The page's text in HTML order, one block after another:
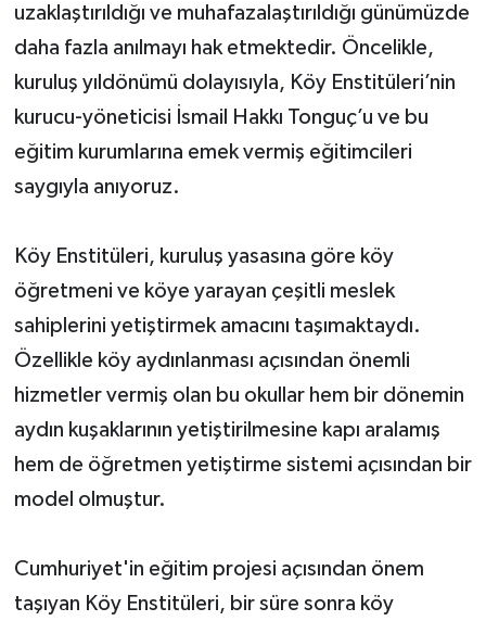
uzaklaştırıldığı ve muhafazalaştırıldığı günümüzde
daha fazla anılmayı hak etmektedir. Öncelikle,
kuruluş yıldönümü dolayısıyla, Köy Enstitüleri’nin
kurucu-yöneticisi İsmail Hakkı Tonguç’u ve bu
eğitim kurumlarına emek vermiş eğitimcileri
saygıyla anıyoruz.
Köy Enstitüleri, kuruluş yasasına göre köy
öğretmeni ve köye yarayan çeşitli meslek
sahiplerini yetiştirmek amacını taşımaktaydı.
Özellikle köy aydınlanması açısından önemli
hizmetler vermiş olan bu okullar hem bir dönemin
aydın kuşaklarının yetiştirilmesine kapı aralamış
hem de öğretmen yetiştirme sistemi açısından bir
model olmuştur.
Cumhuriyet'in eğitim projesi açısından önem
taşıyan Köy Enstitüleri, bir süre sonra köy